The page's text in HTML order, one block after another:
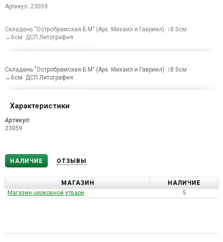
Артикул: 23059
Складень "Остробрамская Б.М" (Арх. Михаил и Гавриил) ↕8.5см
↔6см ДСП Литография
Складень "Остробрамская Б.М" (Арх. Михаил и Гавриил) ↕8.5см
↔6см ДСП Литография
Характеристики
Артикул:
23059
НАЛИЧИЕ ОТЗЫВЫ
МАГАЗИН
НАЛИЧИЕ
Магазин церковной утвари
5